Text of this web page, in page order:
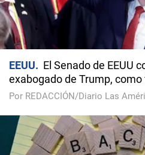
EEUU
El Senado de EEUU
exabogado de Trump,
Por REDACCIÓN/Diario Las